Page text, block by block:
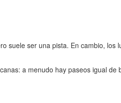
suele ser una pista. En cambio, los
a menudo hay paseos igual de